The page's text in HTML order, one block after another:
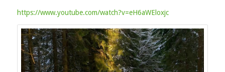
https://www.youtube.com/watch?v=eH6aWEloxjc